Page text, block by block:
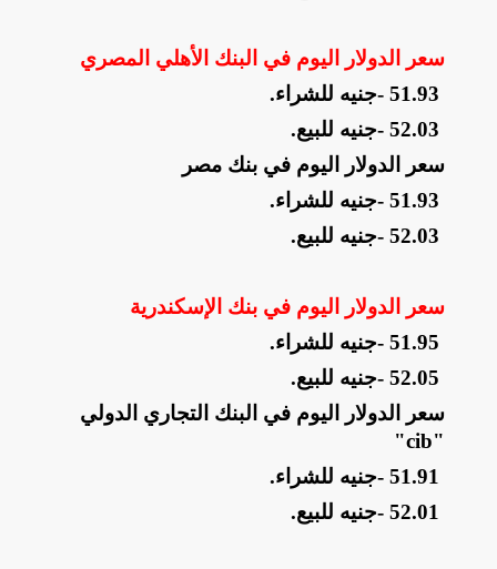
سعر الدولار اليوم في البنك الأهلي المصري
- 51.93جنيه للشراء.
- 52.03جنيه للبيع.
سعر الدولار اليوم في بنك مصر
- 51.93جنيه للشراء.
- 52.03جنيه للبيع.
سعر الدولار اليوم في بنك الإسكندرية
- 51.95جنيه للشراء.
- 52.05جنيه للبيع.
سعر الدولار اليوم في البنك التجاري الدولي
"cib"
- 51.91جنيه للشراء.
- 52.01جنيه للبيع.